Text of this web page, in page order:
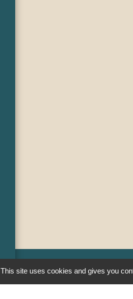
Liens
This site uses cookies and gives you